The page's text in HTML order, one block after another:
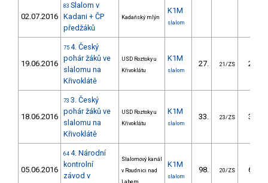
02.07.2016
83 Slalom v
Kadani + ČP
předžáků
Kadaňský mlýn
K1M
slalom
19.06.2016
75 4. Český
pohár žáků ve
slalomu na
Křivoklátě
USD Roztoky u
Křivoklátu
K1M
slalom
27. 21/ZS 23.65
18.06.2016
73 3. Český
pohár žáků ve
slalomu na
Křivoklátě
USD Roztoky u
Křivoklátu
K1M
slalom
33. 23/ZS 33.44
05.06.2016
64 4. Národní
kontrolní
závod v
Slalomový kanál
v Roudnici nad
K1M
slalom
98. 20/ZS 67.86